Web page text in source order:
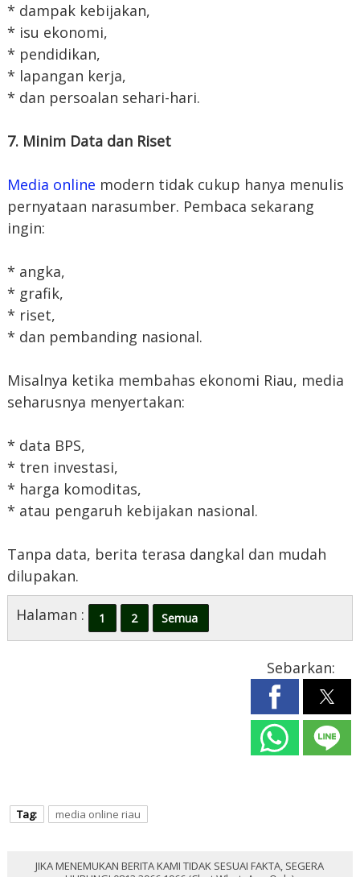
* dampak kebijakan,
* isu ekonomi,
* pendidikan,
* lapangan kerja,
* dan persoalan sehari-hari.
7. Minim Data dan Riset
Media online modern tidak cukup hanya menulis
pernyataan narasumber. Pembaca sekarang
ingin:
* angka,
* grafik,
* riset,
* dan pembanding nasional.
Misalnya ketika membahas ekonomi Riau, media
seharusnya menyertakan:
* data BPS,
* tren investasi,
* harga komoditas,
* atau pengaruh kebijakan nasional.
Tanpa data, berita terasa dangkal dan mudah
dilupakan.
Halaman :
1 2 Semua
Sebarkan:
Tag: media online riau
JIKA MENEMUKAN BERITA KAMI TIDAK SESUAI FAKTA, SEGERA